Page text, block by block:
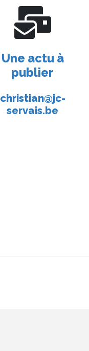
Une actu à
publier
christian@jc-
servais.be